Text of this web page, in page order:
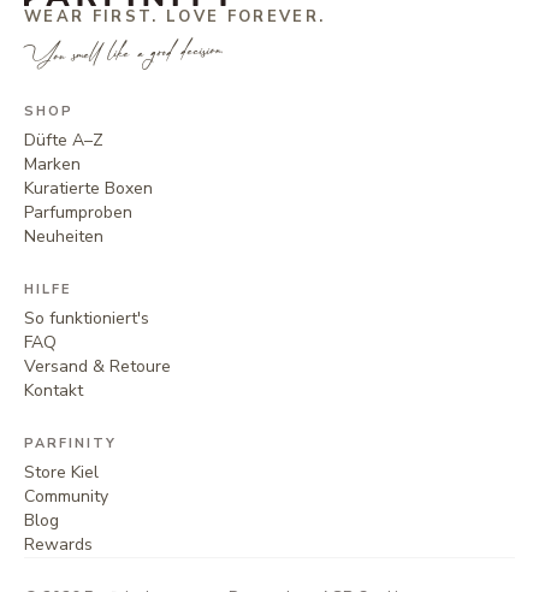
WEAR FIRST. LOVE FOREVER.
You smell like a good decision.
SHOP
Düfte A–Z
Marken
Kuratierte Boxen
Parfumproben
Neuheiten
HILFE
So funktioniert's
FAQ
Versand & Retoure
Kontakt
PARFINITY
Store Kiel
Community
Blog
Rewards